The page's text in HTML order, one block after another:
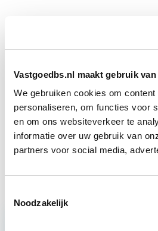
Vastgoedbs.nl maakt gebruik
We gebruiken cookies om
personaliseren, om functies voor
en om ons websiteverkeer te
informatie over uw gebruik van
partners voor social media,
Noodzakelijk
Boeiend verhaal?
in deze opleidingen:
Vastgoedrecht & Bouwrecht
Circulair Bouwen
Vastgoedmanagement